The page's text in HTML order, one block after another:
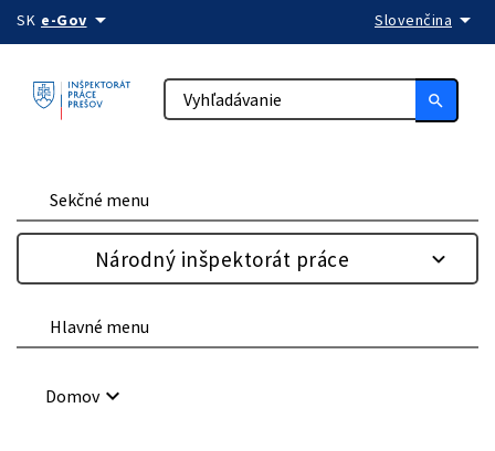
Preskočiť na obsah
SK e-Govarrow_drop_down Slovenčina arrow_drop_down
search
Sekčné menu
Národný inšpektorát práce
Hlavné menu
Domovkeyboard_arrow_down